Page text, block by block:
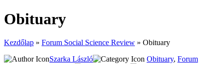
Obituary
Kezdőlap » Forum Social Science Review » Obituary
Szarka László
Obituary, Forum